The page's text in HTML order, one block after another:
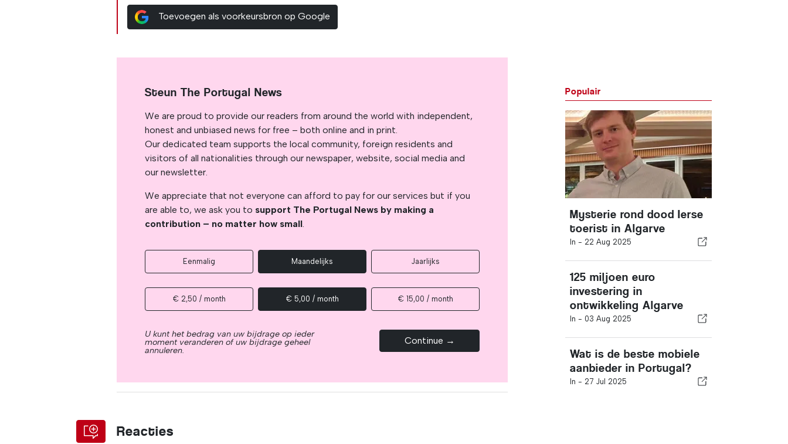
Toevoegen als voorkeursbron op Google
Steun The Portugal News
We are proud to provide our readers from around the world with independent,
honest and unbiased news for free – both online and in print.
Our dedicated team supports the local community, foreign residents and
visitors of all nationalities through our newspaper, website, social media and
our newsletter.
We appreciate that not everyone can afford to pay for our services but if you
are able to, we ask you to support The Portugal News by making a
contribution – no matter how small.
Eenmalig Maandelijks Jaarlijks
€ 2,50 / month € 5,00 / month € 15,00 / month
U kunt het bedrag van uw bijdrage op ieder
moment veranderen of uw bijdrage geheel
annuleren.
Continue →
Reacties
Populair
Mysterie rond dood Ierse
toerist in Algarve
In - 22 Aug 2025
125 miljoen euro
investering in
ontwikkeling Algarve
In - 03 Aug 2025
Wat is de beste mobiele
aanbieder in Portugal?
In - 27 Jul 2025